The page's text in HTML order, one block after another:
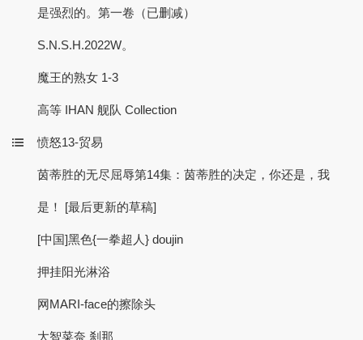
是强烈的。第一卷（已删减）
S.N.S.H.2022W。
魔王的熟女 1-3
高等 IHAN 舰队 Collection
愤怒13-贸易
茵蒂胜的无尽屈辱第14集：茵蒂胜的决定，你还是，我
是！ [最后更新的草稿]
[中国]黑色{一拳超人} doujin
押挂阳光淋浴
网MARI-face的擦除头
大智菜奈 刹那